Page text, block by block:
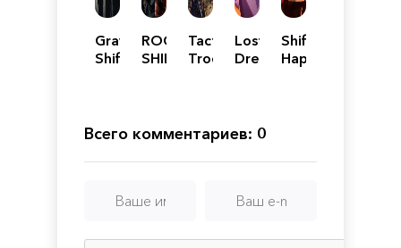
Graveyard
Shift
ROGUE
SHIFT
Tactical
Troops:
Lost
Dream
Shift
Happens
Всего комментариев: 0